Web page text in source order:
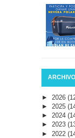
ARCHIVO
► 2026
► 2025
► 2024
► 2023
► 2022